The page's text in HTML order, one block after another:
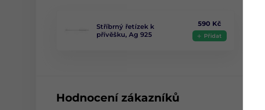
Stříbrný řetízek k
přívěšku, Ag 925
590 Kč
Přidat
Hodnocení zákazníků